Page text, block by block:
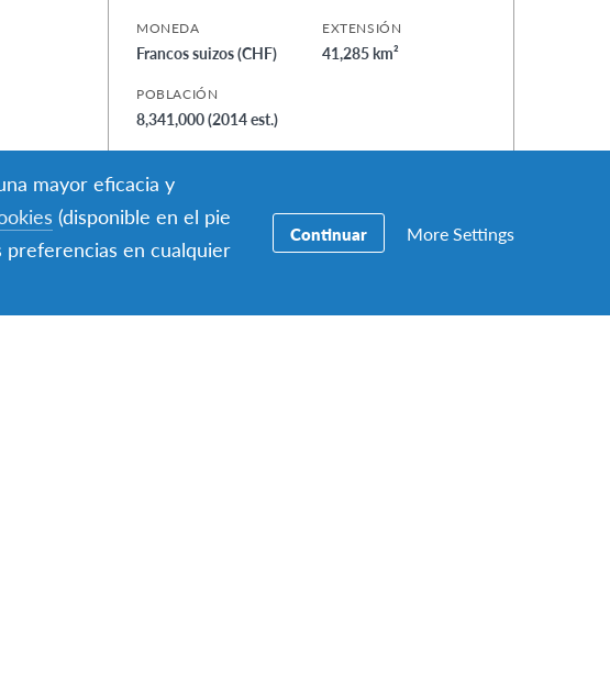
MONEDA
Francos suizos (CHF)
EXTENSIÓN
41,285 km²
POBLACIÓN
8,341,000 (2014 est.)
mayor eficacia y
(disponible en el pie
preferencias en cualquier
Continuar More Settings